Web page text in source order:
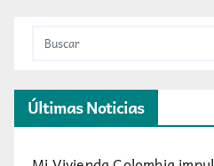
Últimas Noticias